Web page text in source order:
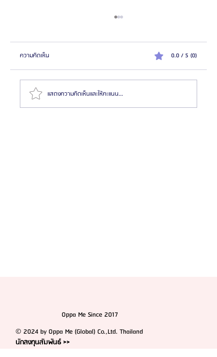
ความคิดเห็น 0.0 / 5 (0)
แสดงความคิดเห็นและให้คะแนน...
Oppa Me Since 2017
© 2024 by Oppa Me (Global) Co.,Ltd. Thailand
นักลงทุนสัมพันธ์ >>